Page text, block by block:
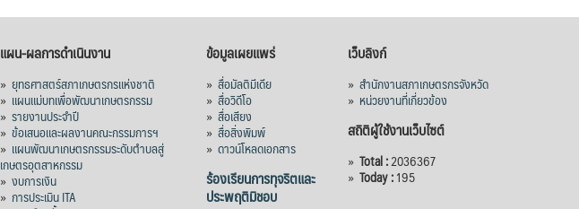
แผน-ผลการดำเนินงาน
» ยุทธศาสตร์สภาเกษตรกรแห่งชาติ
» แผนแม่บทเพื่อพัฒนาเกษตรกรรม
» รายงานประจำปี
» ข้อเสนอและผลงานคณะกรรมการฯ
» แผนพัฒนาเกษตรกรรมระดับตำบลสู่
เกษตรอุตสาหกรรม
» งบการเงิน
» การประเมิน ITA
ข้อมูลเผยแพร่
» สื่อมัลติมีเดีย
» สื่อวิดีโอ
» สื่อเสียง
» สื่อสิ่งพิมพ์
» ดาวน์โหลดเอกสาร
ร้องเรียนการทุจริตและ
ประพฤติมิชอบ
เว็บลิงก์
» สำนักงานสภาเกษตรกรจังหวัด
» หน่วยงานที่เกี่ยวข้อง
สถิติผู้ใช้งานเว็บไซต์
» Total :2036367
» Today :195